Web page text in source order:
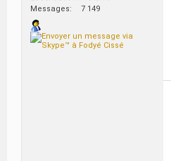
Messages
7 149